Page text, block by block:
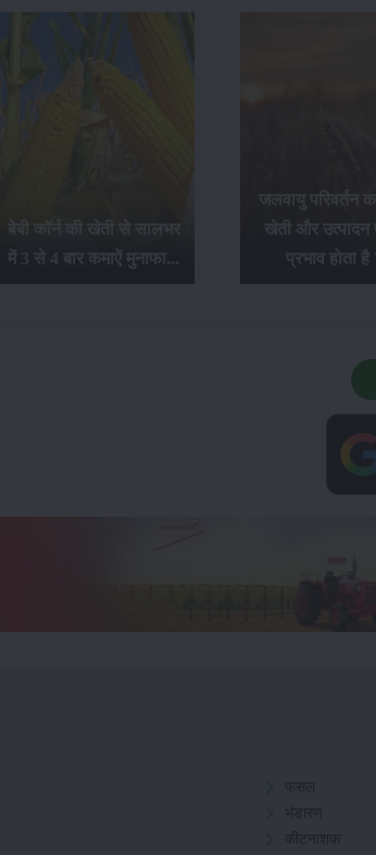
बेबी कॉर्न की खेती से सालभर
में 3 से 4 बार कमाऐं मुनाफा...
जलवायु परिवर्तन
खेती और उत्पादन
प्रभाव होता है